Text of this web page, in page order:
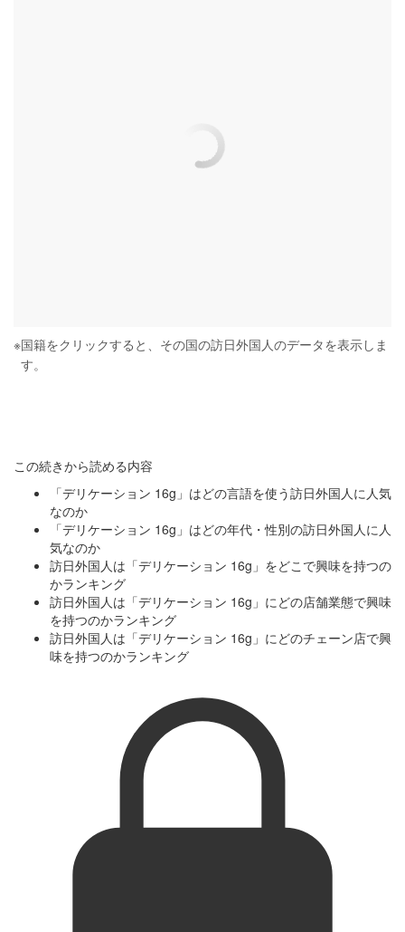
※国籍をクリックすると、その国の訪日外国人のデータを表示しま
す。
この続きから読める内容
「デリケーション 16g」はどの言語を使う訪日外国人に人気
なのか
「デリケーション 16g」はどの年代・性別の訪日外国人に人
気なのか
訪日外国人は「デリケーション 16g」をどこで興味を持つの
かランキング
訪日外国人は「デリケーション 16g」にどの店舗業態で興味
を持つのかランキング
訪日外国人は「デリケーション 16g」にどのチェーン店で興
味を持つのかランキング